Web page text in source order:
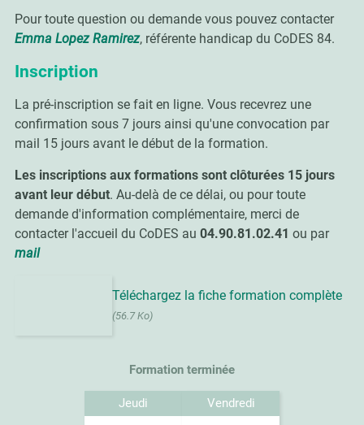
Pour toute question ou demande vous pouvez contacter
Emma Lopez Ramirez, référente handicap du CoDES 84.
Inscription
La pré-inscription se fait en ligne. Vous recevrez une
confirmation sous 7 jours ainsi qu'une convocation par
mail 15 jours avant le début de la formation.
Les inscriptions aux formations sont clôturées 15 jours
avant leur début. Au-delà de ce délai, ou pour toute
demande d'information complémentaire, merci de
contacter l'accueil du CoDES au 04.90.81.02.41 ou par
mail
Téléchargez la fiche formation complète
(56.7 Ko)
Formation terminée
Jeudi Vendredi